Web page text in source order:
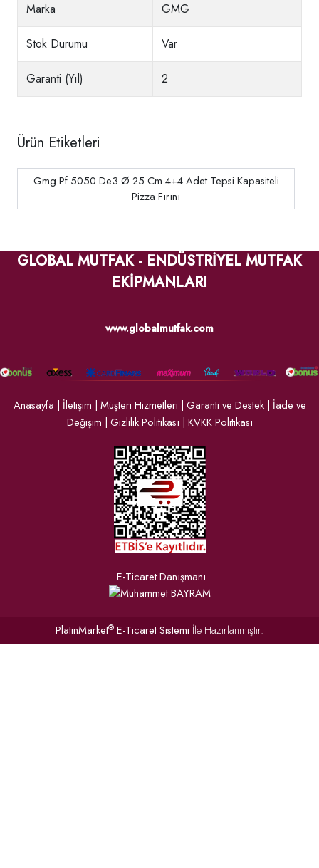
Marka GMG
Stok Durumu Var
Garanti (Yıl) 2
Ürün Etiketleri
Gmg Pf 5050 De3 Ø 25 Cm 4+4 Adet Tepsi Kapasiteli
Pizza Fırını
GLOBAL MUTFAK - ENDÜSTRİYEL MUTFAK
EKİPMANLARI
www.globalmutfak.com
Anasayfa | İletişim | Müşteri Hizmetleri | Garanti ve Destek| İade ve
Değişim | Gizlilik Politikası | KVKK Politikası
E-Ticaret Danışmanı
PlatinMarket® E-Ticaret Sistemi İle Hazırlanmıştır.